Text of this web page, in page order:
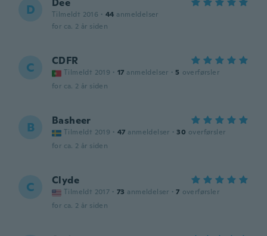
D Dee
Tilmeldt 2016 · 44 anmeldelser
for ca. 2 år siden
C CDFR
Tilmeldt 2019 · 17 anmeldelser · 5 overførsler
for ca. 2 år siden
B Basheer
Tilmeldt 2019 · 47 anmeldelser · 30 overførsler
for ca. 2 år siden
C Clyde
Tilmeldt 2017 · 73 anmeldelser · 7 overførsler
for ca. 2 år siden